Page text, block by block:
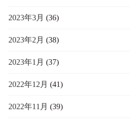
2023年3月 (36)
2023年2月 (38)
2023年1月 (37)
2022年12月 (41)
2022年11月 (39)